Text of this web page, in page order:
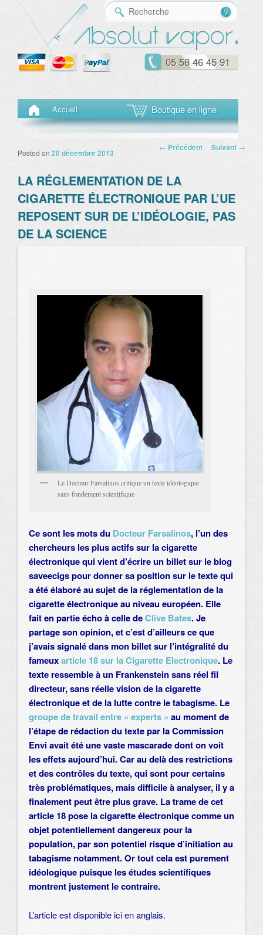
05 58 46 45 91
Menu principal
Aller au contenu principal
Aller au contenu secondaire
Accueil Boutique en ligne
Navigation des
← Précédent Suivant →
LA RÉGLEMENTATION DE LA
CIGARETTE ÉLECTRONIQUE PAR L’UE
REPOSENT SUR DE L’IDÉOLOGIE, PAS
DE LA SCIENCE
Posted on 20 décembre 2013
Le Docteur Farsalinos critique un texte idéologique
sans fondement scientifique
Ce sont les mots du Docteur Farsalinos, l’un des
chercheurs les plus actifs sur la cigarette
électronique qui vient d’écrire un billet sur le blog
saveecigs pour donner sa position sur le texte qui
a été élaboré au sujet de la réglementation de la
cigarette électronique au niveau européen. Elle
fait en partie écho à celle deClive Bates. Je
partage son opinion, et c’est d’ailleurs ce que
j’avais signalé dans mon billet sur l’intégralité du
fameuxarticle 18 sur la Cigarette Electronique. Le
texte ressemble à un Frankenstein sans réel fil
directeur, sans réelle vision de la cigarette
électronique et de la lutte contre le tabagisme. Le
groupe de travail entre « experts » au moment de
l’étape de rédaction du texte par la Commission
Envi avait été une vaste mascarade dont on voit
les effets aujourd’hui. Car au delà des restrictions
et des contrôles du texte, qui sont pour certains
très problématiques, mais difficile à analyser, il y a
finalement peut être plus grave. La trame de cet
article 18 pose la cigarette électronique comme un
objet potentiellement dangereux pour la
population, par son potentiel risque d’initiation au
tabagisme notamment. Or tout cela est purement
idéologique puisque les études scientifiques
montrent justement le contraire.
L’article est disponibleicien anglais.